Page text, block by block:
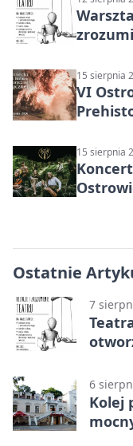
15 sierpnia
VI
15 sierpnia
Ostatnie
7
6
Kolej